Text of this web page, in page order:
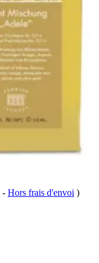
- Hors frais d'envoi )